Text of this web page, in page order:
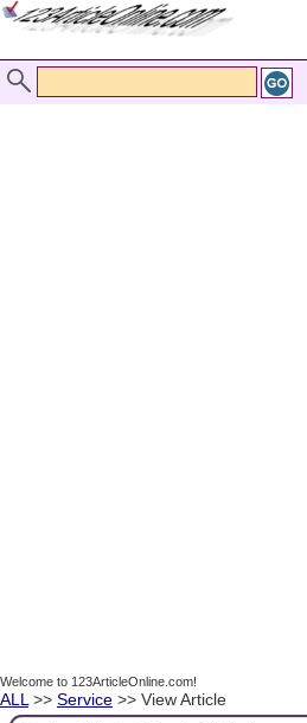
Welcome to 123ArticleOnline.com!
ALL >> Service >> View Article